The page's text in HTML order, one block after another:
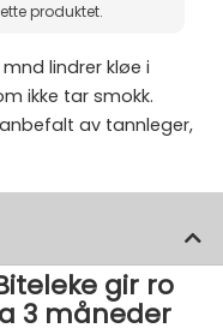
produktet.
lindrer kløe i
ikke tar smokk.
av tannleger,
gir ro
3 måneder